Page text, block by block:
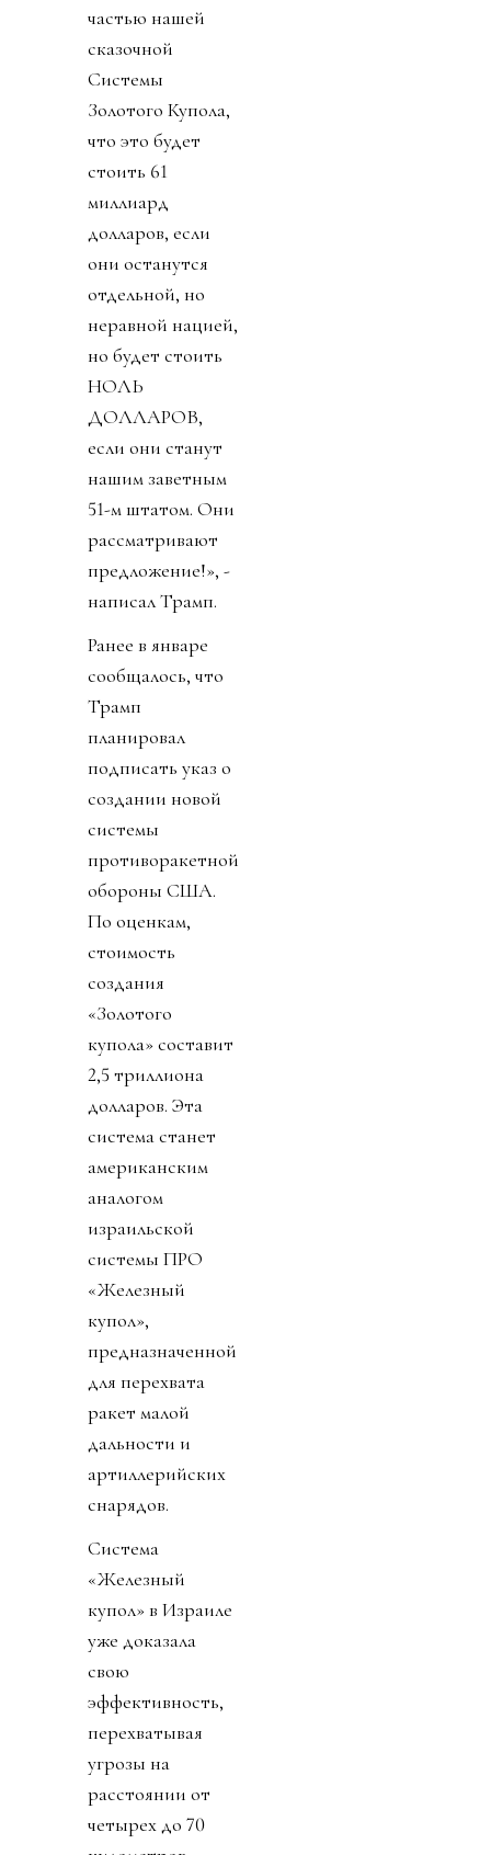
частью нашей
сказочной
Системы
Золотого Куполa,
что это будет
стоить 61
миллиард
долларов, если
они останутся
отдельной, но
неравной нацией,
но будет стоить
НОЛЬ
ДОЛЛАРОВ,
если они станут
нашим заветным
51-м штатом. Они
рассматривают
предложение!», -
написал Трамп.
Ранее в январе
сообщалось, что
Трамп
планировал
подписать указ о
создании новой
системы
противоракетной
обороны США.
По оценкам,
стоимость
создания
«Золотого
купола» составит
2,5 триллиона
долларов. Эта
система станет
американским
аналогом
израильской
системы ПРО
«Железный
купол»,
предназначенной
для перехвата
ракет малой
дальности и
артиллерийских
снарядов.
Система
«Железный
купол» в Израиле
уже доказала
свою
эффективность,
перехватывая
угрозы на
расстоянии от
четырех до 70